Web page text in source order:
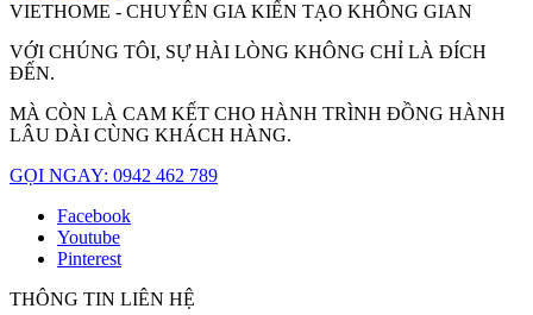
VIETHOME - CHUYÊN GIA KIẾN TẠO KHÔNG GIAN
VỚI CHÚNG TÔI, SỰ HÀI LÒNG KHÔNG CHỈ LÀ ĐÍCH
ĐẾN.
MÀ CÒN LÀ CAM KẾT CHO HÀNH TRÌNH ĐỒNG HÀNH
LÂU DÀI CÙNG KHÁCH HÀNG.
GỌI NGAY: 0942 462 789
Facebook
Youtube
Pinterest
THÔNG TIN LIÊN HỆ